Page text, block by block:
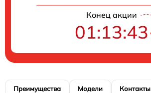
Конец акции
01:13:43
Преимущества Модели Контакты